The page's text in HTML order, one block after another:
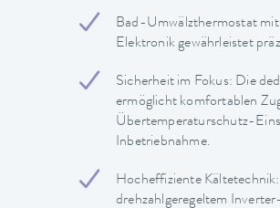
Bad-Umwälzthermostat
Elektronik gewährleistet
Sicherheit im Fokus: Die
ermöglicht komfortablen
Übertemperaturschutz-
Inbetriebnahme.
Hocheffiziente
drehzahlgeregeltem